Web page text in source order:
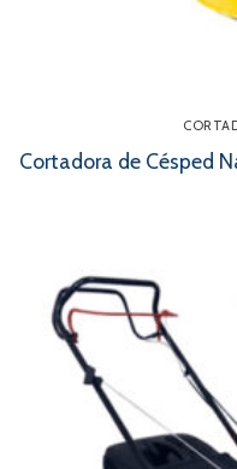
Cortadora de Césped